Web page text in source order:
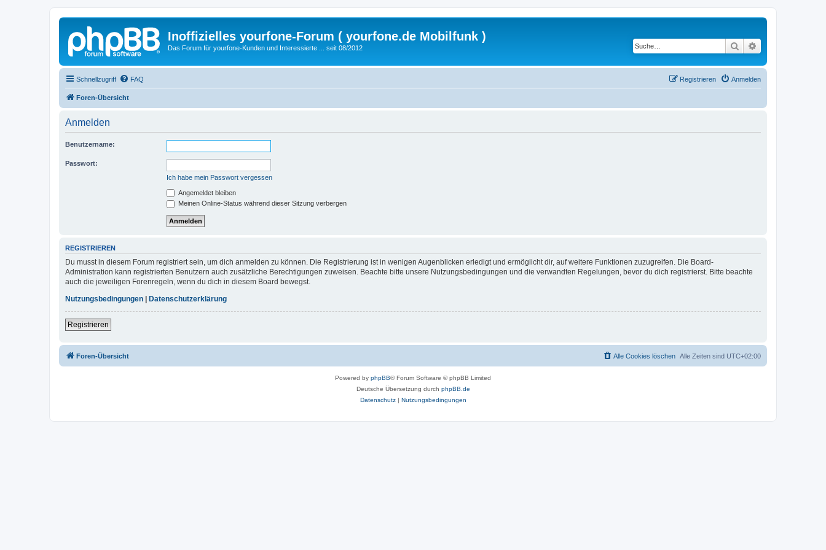
Inoffizielles yourfone-Forum ( yourfone.de Mobilfunk )
Das Forum für yourfone-Kunden und Interessierte ... seit 08/2012 Suche
Schnellzugriff FAQ Anmelden
Registrieren
Foren-Übersicht
Anmelden
Benutzername:
Passwort:
Ich habe mein Passwort vergessen
Angemeldet bleiben
Meinen Online-Status während dieser Sitzung verbergen
REGISTRIEREN
Du musst in diesem Forum registriert sein, um dich anmelden zu können. Die Registrierung ist in wenigen Augenblicken erledigt und ermöglicht dir, auf weitere Funktionen zuzugreifen. Die Board-
Administration kann registrierten Benutzern auch zusätzliche Berechtigungen zuweisen. Beachte bitte unsere Nutzungsbedingungen und die verwandten Regelungen, bevor du dich registrierst. Bitte beachte
auch die jeweiligen Forenregeln, wenn du dich in diesem Board bewegst.
Nutzungsbedingungen
Datenschutzerklärung
Registrieren
Foren-Übersicht Alle Zeiten sind UTC+02:00
Alle Cookies löschen
Powered by phpBB® Forum Software © phpBB Limited
Deutsche Übersetzung durch phpBB.de
Datenschutz| Nutzungsbedingungen